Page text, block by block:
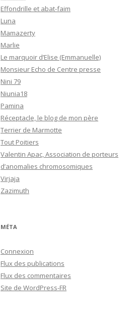
Effondrille et abat-faim
Luna
Mamazerty
Marlie
Le marquoir d’Elise (Emmanuelle)
Monsieur Echo de Centre presse
Nini 79
Niunia18
Pamina
Réceptacle, le blog de mon père
Terrier de Marmotte
Tout Poitiers
Valentin Apac, Association de porteurs
d’anomalies chromosomiques
Virjaja
Zazimuth
MÉTA
Connexion
Flux des publications
Flux des commentaires
Site de WordPress-FR